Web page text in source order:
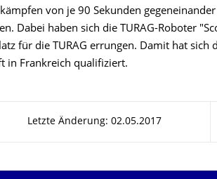
von je 90 Sekunden
Dabei haben sich die TURAG-Roboter
für die TURAG errungen. Damit hat sich
in Frankreich qualifiziert.
Letzte Änderung: 02.05.2017